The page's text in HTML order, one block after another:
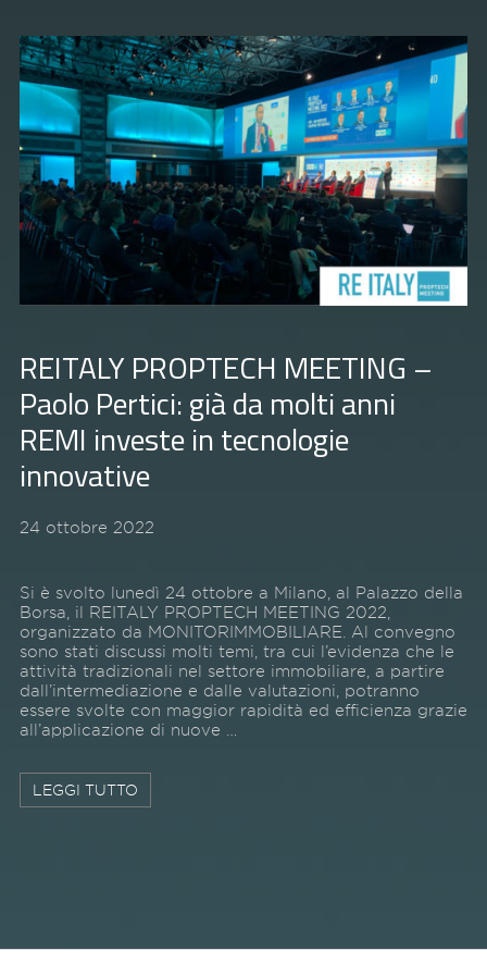
REITALY PROPTECH MEETING –
Paolo Pertici: già da molti anni
REMI investe in tecnologie
innovative
24 ottobre 2022
Si è svolto lunedì 24 ottobre a Milano, al Palazzo della
Borsa, il REITALY PROPTECH MEETING 2022,
organizzato da MONITORIMMOBILIARE. Al convegno
sono stati discussi molti temi, tra cui l’evidenza che le
attività tradizionali nel settore immobiliare, a partire
dall’intermediazione e dalle valutazioni, potranno
essere svolte con maggior rapidità ed efficienza grazie
all’applicazione di nuove …
LEGGI TUTTO